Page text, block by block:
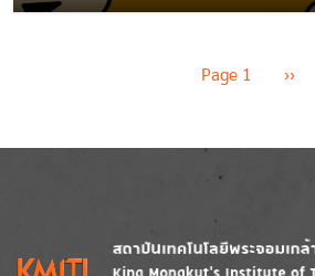
Page 1 ››
Image